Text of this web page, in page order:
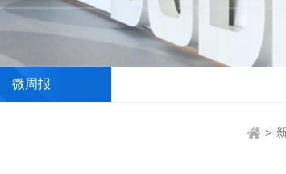
微周报
>